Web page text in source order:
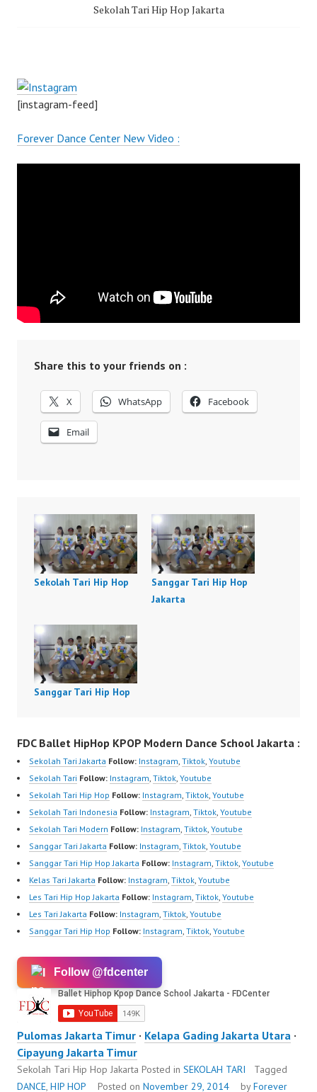
Sekolah Tari Hip Hop Jakarta
[instagram-feed]
Forever Dance Center New Video :
Share this to your friends on :
X WhatsApp Facebook
Email
Sekolah Tari Hip Hop
Sanggar Tari Hip Hop
Jakarta
Sanggar Tari Hip Hop
FDC Ballet HipHop KPOP Modern Dance School Jakarta :
Sekolah Tari Jakarta Follow: Instagram, Tiktok, Youtube
Sekolah Tari Follow: Instagram, Tiktok, Youtube
Sekolah Tari Hip Hop Follow: Instagram, Tiktok, Youtube
Sekolah Tari Indonesia Follow: Instagram, Tiktok, Youtube
Sekolah Tari Modern Follow: Instagram, Tiktok, Youtube
Sanggar Tari Jakarta Follow: Instagram, Tiktok, Youtube
Sanggar Tari Hip Hop Jakarta Follow: Instagram, Tiktok, Youtube
Kelas Tari Jakarta Follow: Instagram, Tiktok, Youtube
Les Tari Hip Hop Jakarta Follow: Instagram, Tiktok, Youtube
Les Tari Jakarta Follow: Instagram, Tiktok, Youtube
Sanggar Tari Hip Hop Follow: Instagram, Tiktok, Youtube
Follow @fdcenter
Pulomas Jakarta Timur · Kelapa Gading Jakarta Utara ·
Cipayung Jakarta Timur
Sekolah Tari Hip Hop Jakarta Posted in SEKOLAH TARI
Tagged
DANCE, HIP HOP Posted on November 29, 2014 byForever